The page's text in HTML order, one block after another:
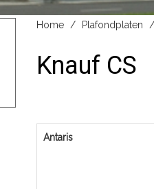
Home Plafondplaten
Knauf CS
Antaris